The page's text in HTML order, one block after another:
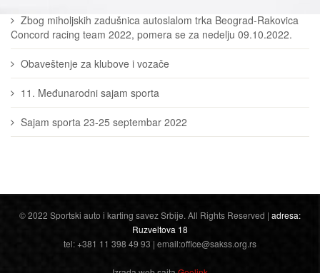
Zbog miholjskih zadušnica autoslalom trka Beograd-Rakovica
Concord racing team 2022, pomera se za nedelju 09.10.2022.
Obaveštenje za klubove i vozače
11. Međunarodni sajam sporta
Sajam sporta 23-25 septembar 2022
© 2022 Sportski auto i karting savez Srbije. All Rights Reserved | adresa:
Ruzveltova 18
tel: +381 11 398 49 93 | email:office@sakss.org.rs